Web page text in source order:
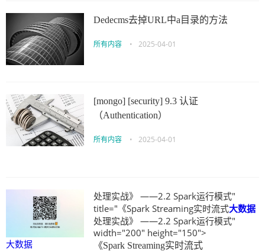
Dedecms去掉URL中a目录的方法
所有内容 • 2025-04-01
[mongo] [security] 9.3 认证
（Authentication）
所有内容 • 2025-04-01
大数据
处理实战》 ——2.2 Spark运行模式"
title="《Spark Streaming实时流式大数据
处理实战》 ——2.2 Spark运行模式"
width="200" height="150">
《Spark Streaming实时流式